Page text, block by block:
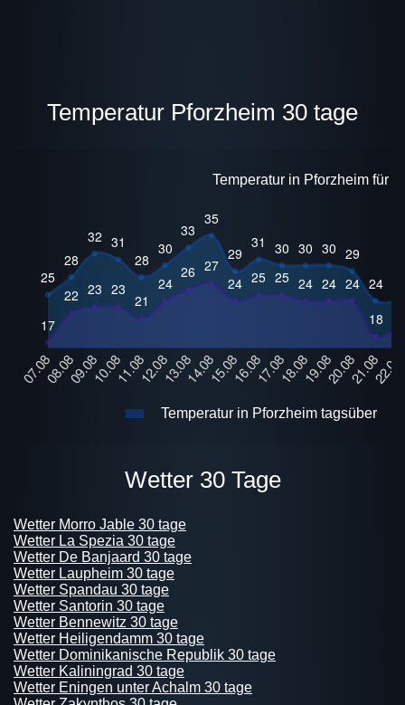
Temperatur Pforzheim 30 tage
Temperatur in Pforzheim für
Temperatur in Pforzheim tagsüber
Wetter 30 Tage
Wetter Morro Jable 30 tage
Wetter La Spezia 30 tage
Wetter De Banjaard 30 tage
Wetter Laupheim 30 tage
Wetter Spandau 30 tage
Wetter Santorin 30 tage
Wetter Bennewitz 30 tage
Wetter Heiligendamm 30 tage
Wetter Dominikanische Republik 30 tage
Wetter Kaliningrad 30 tage
Wetter Eningen unter Achalm 30 tage